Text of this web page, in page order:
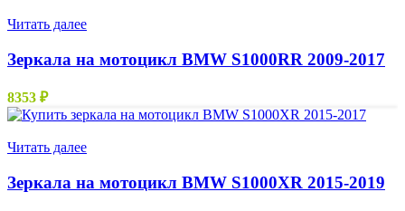
Читать далее
Зеркала на мотоцикл BMW S1000RR 2009-2017
8353 ₽
Читать далее
Зеркала на мотоцикл BMW S1000XR 2015-2019